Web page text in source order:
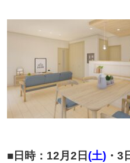
■日時：12月2日 (土)・3